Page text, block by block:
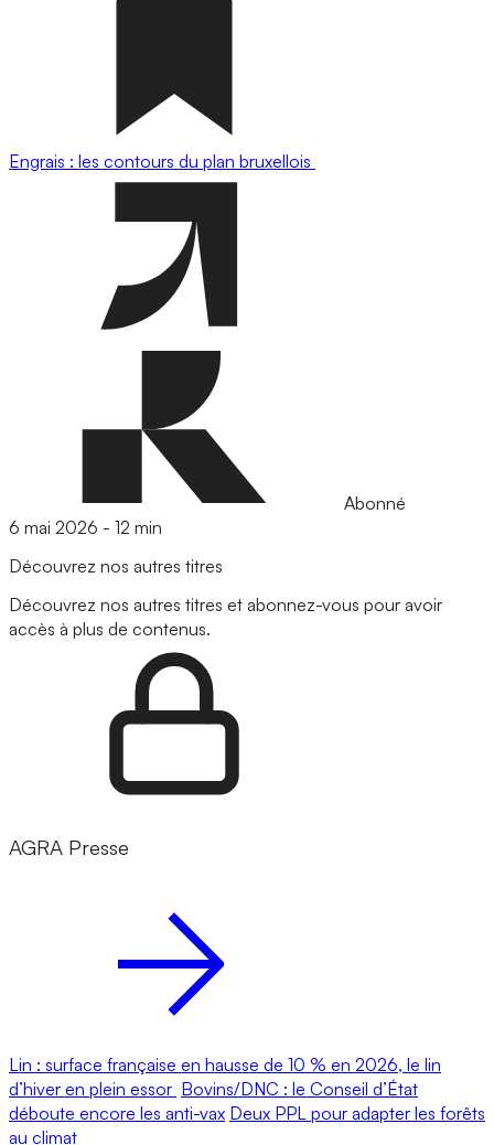
Engrais : les contours du plan bruxellois
Abonné
6 mai 2026 - 12 min
Découvrez nos autres titres
Découvrez nos autres titres et abonnez-vous pour avoir
accès à plus de contenus.
AGRA Presse
Lin : surface française en hausse de 10 % en 2026, le lin
d’hiver en plein essor Bovins/DNC : le Conseil d’État
déboute encore les anti-vax Deux PPL pour adapter les forêts
au climat